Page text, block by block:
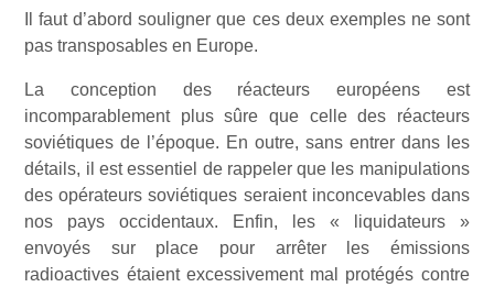
Il faut d’abord souligner que ces deux exemples ne sont
pas transposables en Europe.
La conception des réacteurs européens est
incomparablement plus sûre que celle des réacteurs
soviétiques de l’époque. En outre, sans entrer dans les
détails, il est essentiel de rappeler que les manipulations
des opérateurs soviétiques seraient inconcevables dans
nos pays occidentaux. Enfin, les « liquidateurs »
envoyés sur place pour arrêter les émissions
radioactives étaient excessivement mal protégés contre